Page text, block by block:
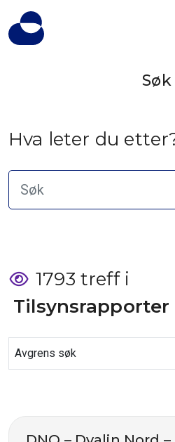
Søk
Hva leter du
1793 treff i
Avgrens søk